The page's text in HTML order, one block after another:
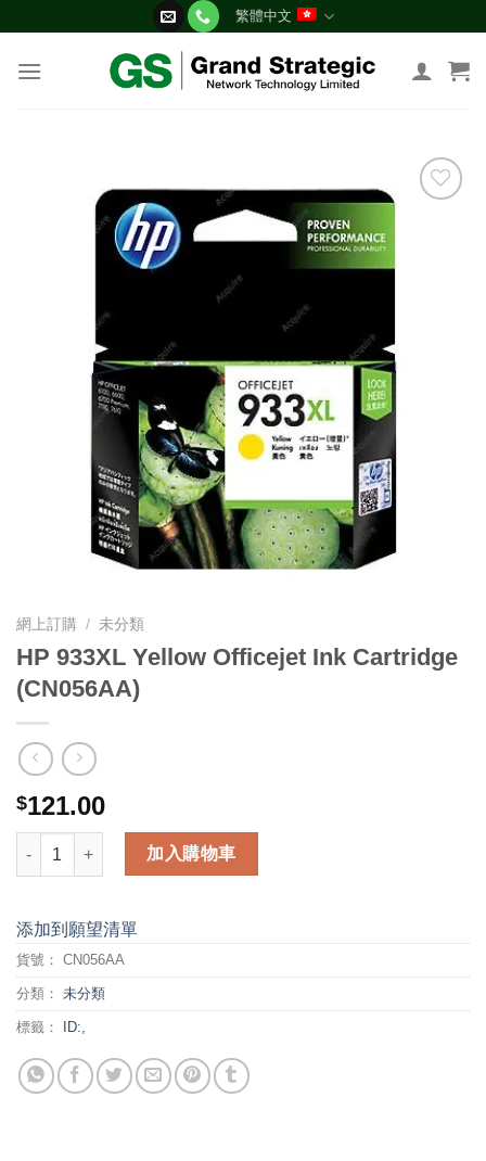
content
繁體中文
網上訂購 / 未分類
HP 933XL Yellow Officejet Ink Cartridge
(CN056AA)
$121.00
HP 933XL Yellow Officejet Ink Cartridge (CN056AA) 數量
加入購物車
添加到願望清單
貨號： CN056AA
分類： 未分類
標籤： ID:,